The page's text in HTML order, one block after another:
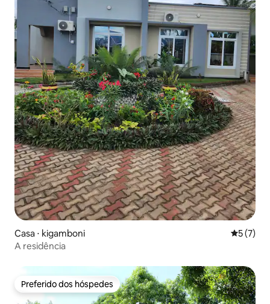
Casa ⋅ kigamboni 5 de
5 (7)
A residência
Preferido dos hóspedes
Preferido dos hóspedes